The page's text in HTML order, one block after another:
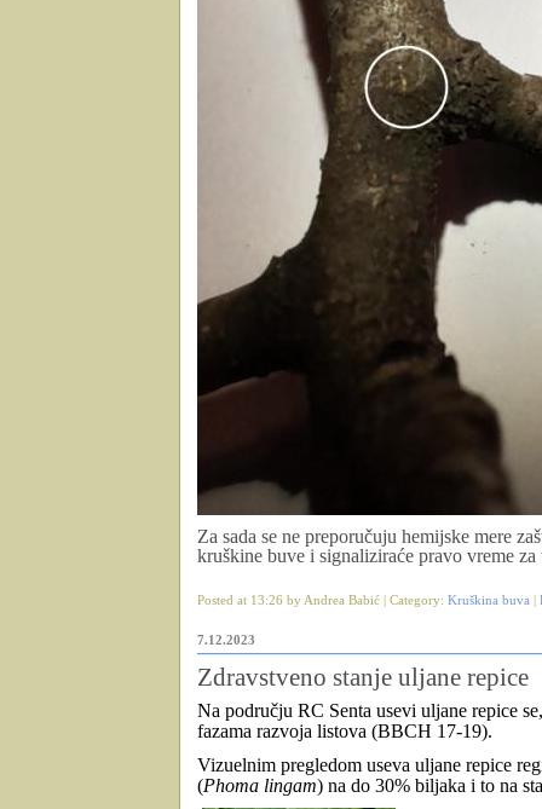
Za sada se ne preporučuju hemijske mere
kruškine buve i signaliziraće pravo vreme za
Posted at 13:26 by Andrea Babić | Category: Kruškina buva
7.12.2023
Zdravstveno stanje uljane repice
Na području RC Senta usevi uljane repice
fazama razvoja listova (BBCH 17-19).
Vizuelnim pregledom useva uljane repice
(Phoma lingam) na do 30% biljaka i to na